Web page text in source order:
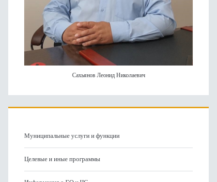
Сахьянов Леонид Николаевич
Муниципальные услуги и функции
Целевые и иные программы